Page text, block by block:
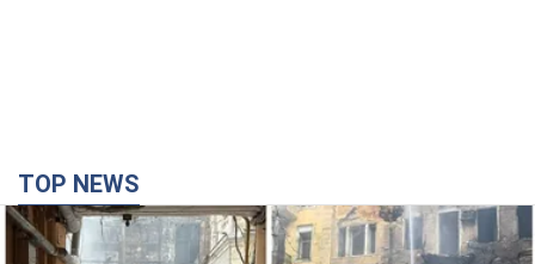
TOP NEWS